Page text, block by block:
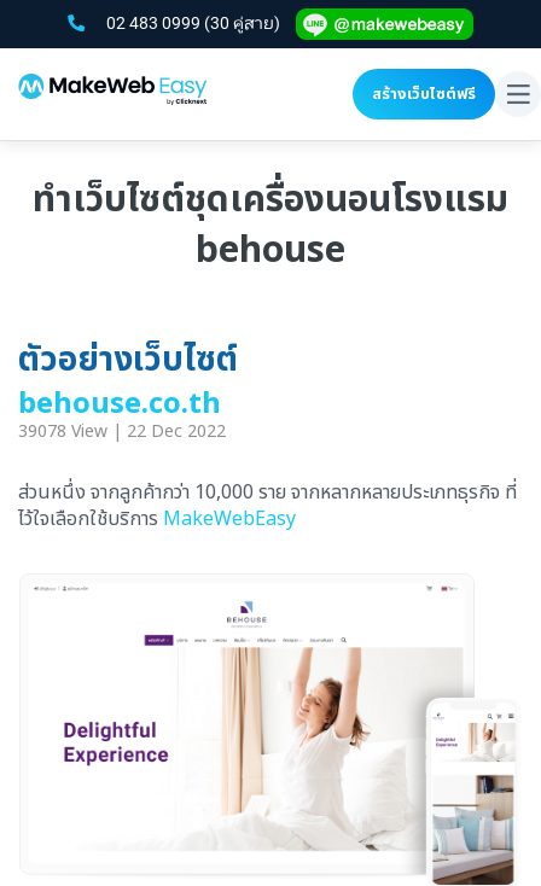
02 483 0999 (30 คู่สาย)
สร้างเว็บไซต์ฟรี
ทำเว็บไซต์ชุดเครื่องนอนโรงแรม
behouse
ตัวอย่างเว็บไซต์
behouse.co.th
39078 View | 22 Dec 2022
ส่วนหนึ่ง จากลูกค้ากว่า 10,000 ราย จากหลากหลายประเภทธุรกิจ ที่
ไว้ใจเลือกใช้บริการ MakeWebEasy